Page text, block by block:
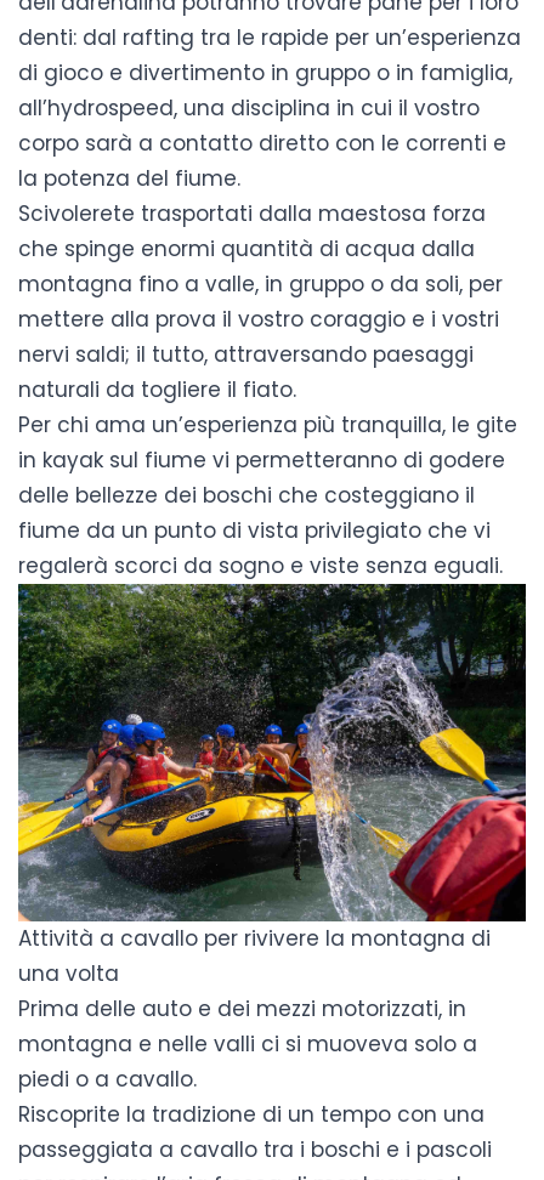
denti: dal rafting tra le rapide per un’esperienza
di gioco e divertimento in gruppo o in famiglia,
all’hydrospeed, una disciplina in cui il vostro
corpo sarà a contatto diretto con le correnti e
la potenza del fiume.
Scivolerete trasportati dalla maestosa forza
che spinge enormi quantità di acqua dalla
montagna fino a valle, in gruppo o da soli, per
mettere alla prova il vostro coraggio e i vostri
nervi saldi; il tutto, attraversando paesaggi
naturali da togliere il fiato.
Per chi ama un’esperienza più tranquilla, le gite
in kayak sul fiume vi permetteranno di godere
delle bellezze dei boschi che costeggiano il
fiume da un punto di vista privilegiato che vi
regalerà scorci da sogno e viste senza eguali.
Attività a cavallo per rivivere la montagna di
una volta
Prima delle auto e dei mezzi motorizzati, in
montagna e nelle valli ci si muoveva solo a
piedi o a cavallo.
Riscoprite la tradizione di un tempo con una
passeggiata a cavallo tra i boschi e i pascoli